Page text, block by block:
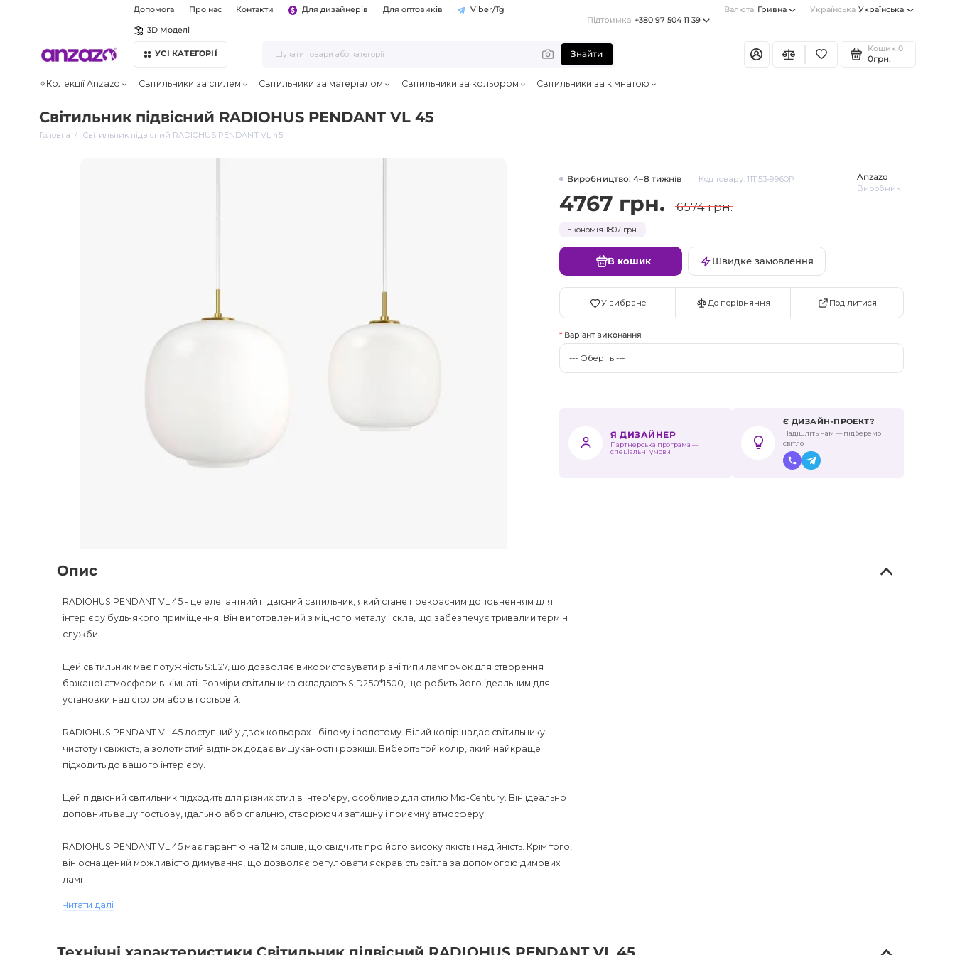
Допомога Про нас Контакти Для дизайнерів Для оптовиків Viber/Tg
3D Моделі
Підтримка +380 97 504 11 39
Валюта Гривна Українська Українська
УСІ КАТЕГОРІЇ Знайти
Кошик 0
0грн.
✧Колекції Anzazo Світильники за стилем Світильники за матеріалом Світильники за кольором Світильники за кімнатою
Світильник підвісний RADIOHUS PENDANT VL 45
Головна Світильник підвісний RADIOHUS PENDANT VL 45
Виробництво: 4–8 тижнів Код товару: 111153-9960P
Anzazo
Виробник
4767 грн. 6574 грн.
Економія 1807 грн.
В кошик Швидке замовлення
У вибране До порівняння Поділитися
Варіант виконання
Я ДИЗАЙНЕР
Партнерська програма —
спеціальні умови
Є ДИЗАЙН-ПРОЕКТ?
Надішліть нам — підберемо
світло
Опис
RADIOHUS PENDANT VL 45 - це елегантний підвісний світильник, який стане прекрасним доповненням для
інтер'єру будь-якого приміщення. Він виготовлений з міцного металу і скла, що забезпечує тривалий термін
служби.
Цей світильник має потужність S:E27, що дозволяє використовувати різні типи лампочок для створення
бажаної атмосфери в кімнаті. Розміри світильника складають S:D250*1500, що робить його ідеальним для
установки над столом або в гостьовій.
RADIOHUS PENDANT VL 45 доступний у двох кольорах - білому і золотому. Білий колір надає світильнику
чистоту і свіжість, а золотистий відтінок додає вишуканості і розкіші. Виберіть той колір, який найкраще
підходить до вашого інтер'єру.
Цей підвісний світильник підходить для різних стилів інтер'єру, особливо для стилю Mid-Century. Він ідеально
доповнить вашу гостьову, їдальню або спальню, створюючи затишну і приємну атмосферу.
RADIOHUS PENDANT VL 45 має гарантію на 12 місяців, що свідчить про його високу якість і надійність. Крім того,
він оснащений можливістю димування, що дозволяє регулювати яскравість світла за допомогою димових
ламп.
Світильник має ступінь захисту IP20, що означає, що він не призначений для використання вологих
елегантним і сучасним дизайном.
Читати далі